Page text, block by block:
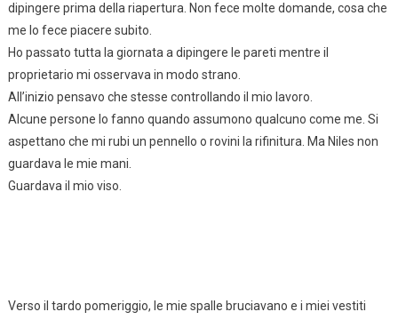
dipingere prima della riapertura. Non fece molte domande, cosa che
me lo fece piacere subito.
Ho passato tutta la giornata a dipingere le pareti mentre il
proprietario mi osservava in modo strano.
All’inizio pensavo che stesse controllando il mio lavoro.
Alcune persone lo fanno quando assumono qualcuno come me. Si
aspettano che mi rubi un pennello o rovini la rifinitura. Ma Niles non
guardava le mie mani.
Guardava il mio viso.
Verso il tardo pomeriggio, le mie spalle bruciavano e i miei vestiti